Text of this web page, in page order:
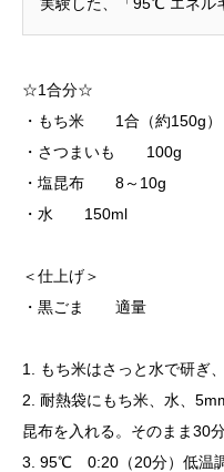
☆1合分☆
・もち米 1合（約150g）
・さつまいも 100g
・塩昆布 8～10g
・水 150ml
＜仕上げ＞
・黒ごま 適量
1. もち米はさっと水で研ぎ
2. 耐熱袋にもち米、水、
昆布を入れる。そのまま30分
3. 95℃ 0:20（20分）低温調